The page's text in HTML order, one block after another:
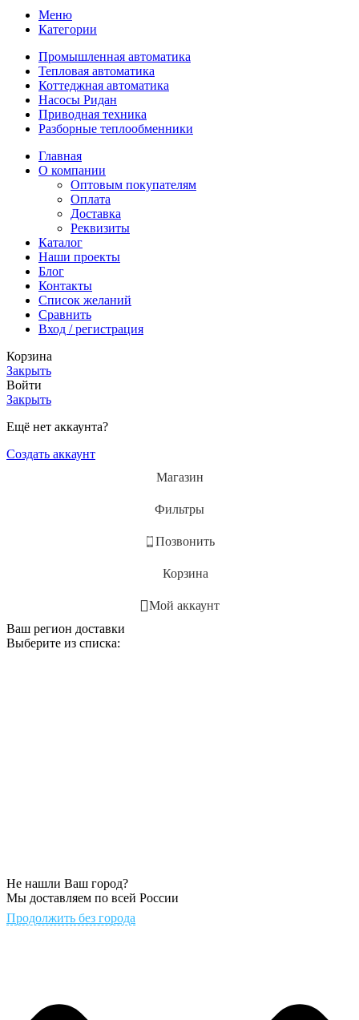
Меню
Категории
Промышленная автоматика
Тепловая автоматика
Коттеджная автоматика
Насосы Ридан
Приводная техника
Разборные теплообменники
Главная
О компании
Оптовым покупателям
Оплата
Доставка
Реквизиты
Каталог
Наши проекты
Блог
Контакты
Список желаний
Сравнить
Вход / регистрация
Корзина
Закрыть
Войти
Закрыть
Ещё нет аккаунта?
Создать аккаунт
Магазин
Фильтры
Позвонить
Корзина
Мой аккаунт
Ваш регион доставки
Выберите из списка:
Не нашли Ваш город?
Мы доставляем по всей России
Продолжить без города